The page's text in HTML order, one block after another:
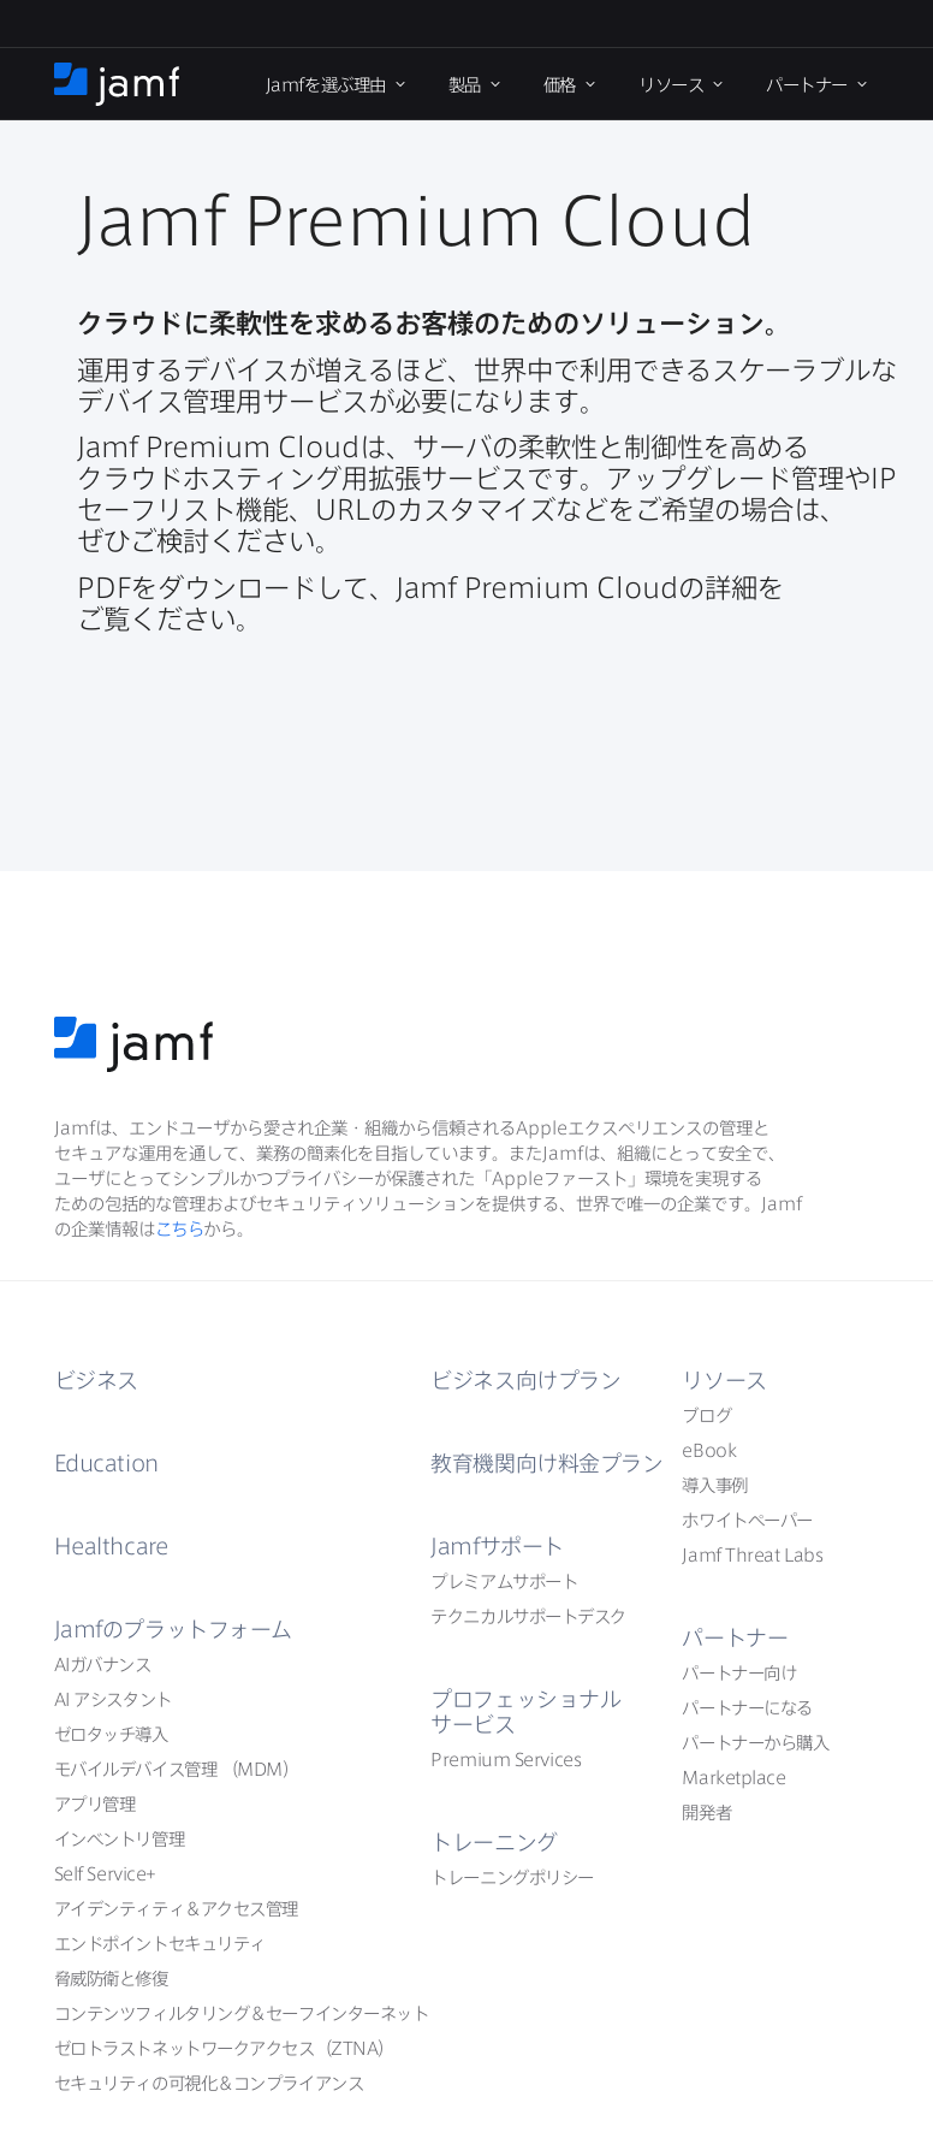
イ
ン
動
ホ
ー
Jamfを​選ぶ理由 製品 価格 リソース パートナー
Jamf Premium Cloud
クラウドに​柔軟性を​求める​お客様の​ための​ソリューション。
運用する​デバイスが​増える​ほど、​世界中で​利用できる​スケーラブルな​
デバイス管理用サービスが​必要に​なります。
Jamf Premium Cloud は、​サーバの​柔軟性と​制御性を​高める​
クラウドホスティング用拡張サービスです。​アップグレード管理や IP
セーフリスト機能、 URL の​カスタマイズなどを​ご希望の​場合は、​
ぜひご検討ください。
PDFを​ダウンロードして、 Jamf Premium Cloud の​詳細を​
ご覧ください。
Jamfは、​エンドユーザから​愛され企業・組織から​信頼されるApple エクスペリエンスの​管理と​
セキュアな​運用を​通して、​業務の​簡素化を​目指しています。​また Jamfは、​組織に​とって​安全で、​
ユーザに​とって​シンプルかつプライバシーが​保護された​「Apple ファースト」環境を​実現する​
ための​包括的な​管理および​セキュリティソリューションを​提供する、​世界で​唯一の​企業です。
Jamf
の​企業情報はこちらから。
ビジネス
Education
Healthcare
Jamfの​プラットフォーム
AI ガバナンス
AI アシスタント
ゼロタッチ導入
モバイルデバイス管理
（MDM）
アプリ管理
インベントリ管理
Self Service+
アイデンティティ＆アクセス管理
エンドポイントセキュリティ
脅威防衛と​修復
コンテンツフィルタリング＆セーフインターネット
ゼロトラストネットワークアクセス​（ZTNA）
セキュリティの​可視化＆コンプライアンス
ビジネス向けプラン
教育機関向け料金プラン
Jamfサポート
プレミアムサポート
テクニカルサポートデスク
プロフェッショナル
サービス
Premium Services
トレーニング
トレーニングポリシー
リソース
ブログ
eBook
導入事例
ホワイトペーパー
Jamf Threat Labs
パートナー
パートナー向け
パートナーに​なる
パートナーから​購入
Marketplace
開発者